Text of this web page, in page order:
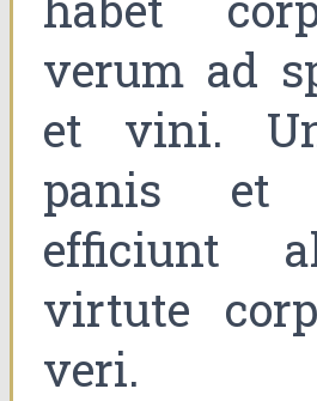
verum ad
et vini.
panis
efficiunt
virtute
veri.